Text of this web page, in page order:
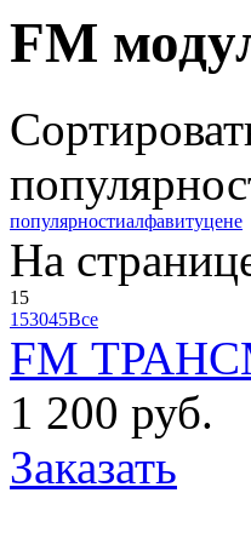
FM
популярностиалфавитуцене
На
15
153045Все
FM
1 200 руб.
Заказать